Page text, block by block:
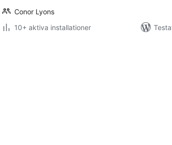
Conor Lyons
10+ aktiva installationer